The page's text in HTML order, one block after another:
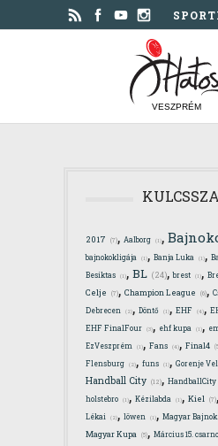
VESZPRÉM
2017 (7), Aalborg (1),
bajnokokligája (1), Banja Luka (1),
Besiktas (1), BL (24),brest (1),
Celje (7), Champion League (6),
Debrecen (2), Döntő (1), EHF (4),
EHF FinalFour (3), ehf kupa (1),
EzVeszprém (1), Fans (4), Final4
Flensburg (2), funs (1), Gorenje
Handball City (12), HandballCity
holstebro (1), Kézilabda (1), Kiel (7),
Lékai (2), löwen (1), Magyar
Magyar Kupa (5), Március 15.